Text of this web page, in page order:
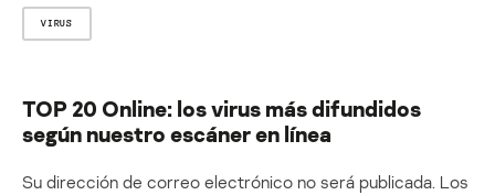
VIRUS
TOP 20 Online: los virus más difundidos
según nuestro escáner en línea
Su dirección de correo electrónico no será publicada. Los